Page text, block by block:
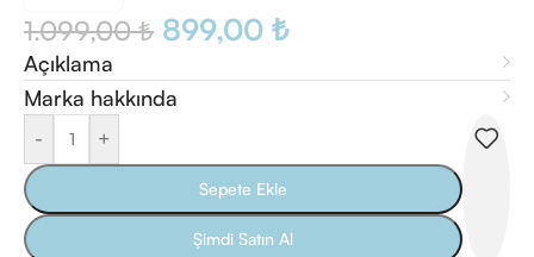
1.099,00₺ 899,00 ₺
Açıklama
Marka hakkında
- +
Sepete Ekle
Şimdi Satın Al